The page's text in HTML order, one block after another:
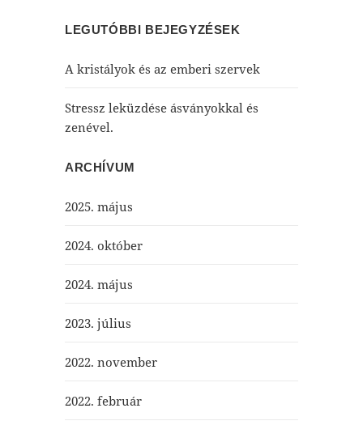
LEGUTÓBBI BEJEGYZÉSEK
A kristályok és az emberi szervek
Stressz leküzdése ásványokkal és
zenével.
ARCHÍVUM
2025. május
2024. október
2024. május
2023. július
2022. november
2022. február